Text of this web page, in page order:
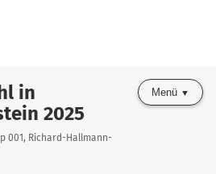
in
2025
001, Richard-Hallmann-
Menü